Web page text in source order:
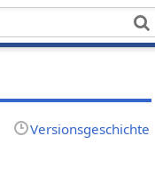
Versionsgeschichte